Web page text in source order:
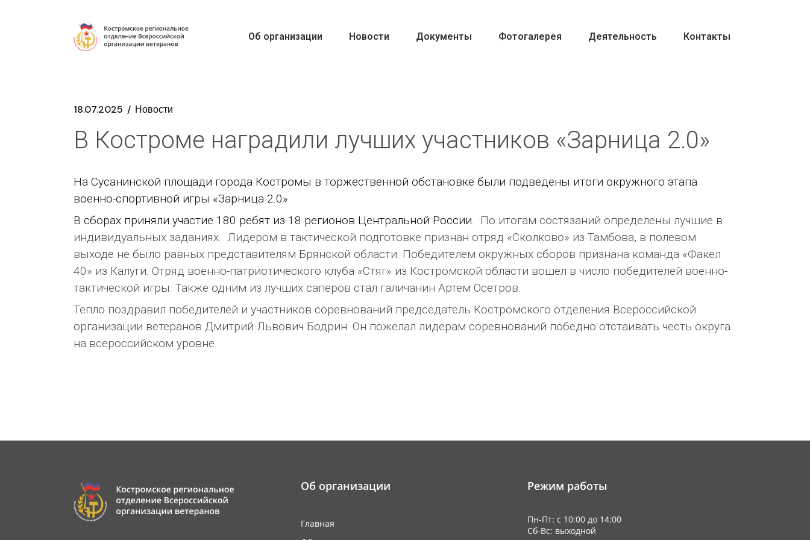
Об организации Новости Документы Фотогалерея Деятельность Контакты
18.07.2025 Новости
В Костроме наградили лучших участников «Зарница 2.0»
На Сусанинской площади города Костромы в торжественной обстановке были подведены итоги окружного этапа
военно-спортивной игры «Зарница 2.0»
В сборах приняли участие 180 ребят из 18 регионов Центральной России. По итогам состязаний определены лучшие в
индивидуальных заданиях. Лидером в тактической подготовке признан отряд «Сколково» из Тамбова, в полевом
выходе не было равных представителям Брянской области. Победителем окружных сборов признана команда «Факел
40» из Калуги. Отряд военно-патриотического клуба «Стяг» из Костромской области вошел в число победителей военно-
тактической игры. Также одним из лучших саперов стал галичанин Артем Осетров.
Тепло поздравил победителей и участников соревнований председатель Костромского отделения Всероссийской
организации ветеранов Дмитрий Львович Бодрин. Он пожелал лидерам соревнований победно отстаивать честь округа
на всероссийском уровне.
Об организации
Главная
Режим работы
Пн-Пт: с 10:00 до 14:00
Сб-Вс: выходной